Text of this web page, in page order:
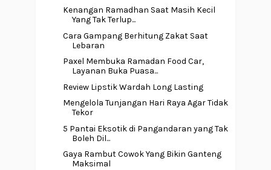
Kenangan Ramadhan Saat Masih Kecil
Yang Tak Terlup...
Cara Gampang Berhitung Zakat Saat
Lebaran
Paxel Membuka Ramadan Food Car,
Layanan Buka Puasa...
Review Lipstik Wardah Long Lasting
Mengelola Tunjangan Hari Raya Agar Tidak
Tekor
5 Pantai Eksotik di Pangandaran yang Tak
Boleh Dil...
Gaya Rambut Cowok Yang Bikin Ganteng
Maksimal